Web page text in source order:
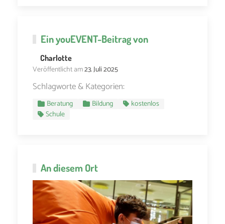
EinyouEVENT-Beitrag von
Charlotte
Veröffentlicht am23. Juli 2025
Schlagworte & Kategorien:
Beratung Bildung
kostenlos
Schule
An diesem Ort